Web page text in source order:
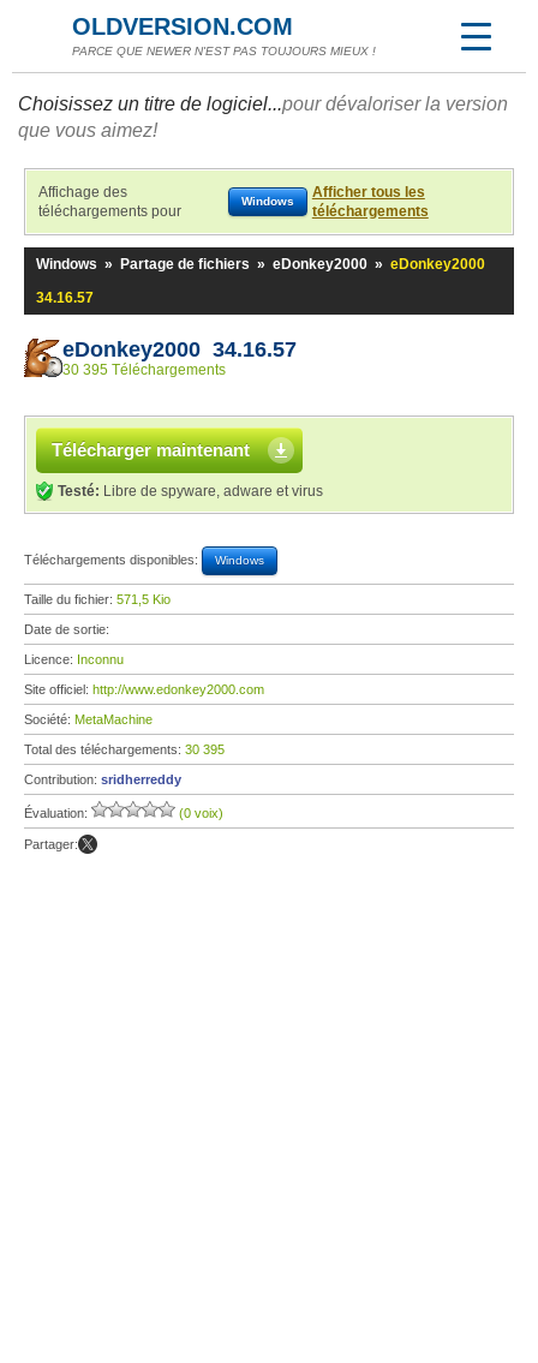
OLDVERSION.COM
PARCE QUE NEWER N'EST PAS TOUJOURS MIEUX !
Choisissez un titre de logiciel...pour dévaloriser la version
que vous aimez!
Affichage des
téléchargements pour
Windows
Afficher tous les
téléchargements
Windows » Partage de fichiers » eDonkey2000 » eDonkey2000
34.16.57
eDonkey2000 34.16.57
30 395 Téléchargements
Télécharger maintenant
Testé: Libre de spyware, adware et virus
Téléchargements disponibles: Windows
Taille du fichier: 571,5 Kio
Date de sortie:
Licence: Inconnu
Site officiel: http://www.edonkey2000.com
Société: MetaMachine
Total des téléchargements: 30 395
Contribution: sridherreddy
Évaluation: (0 voix)
Partager: